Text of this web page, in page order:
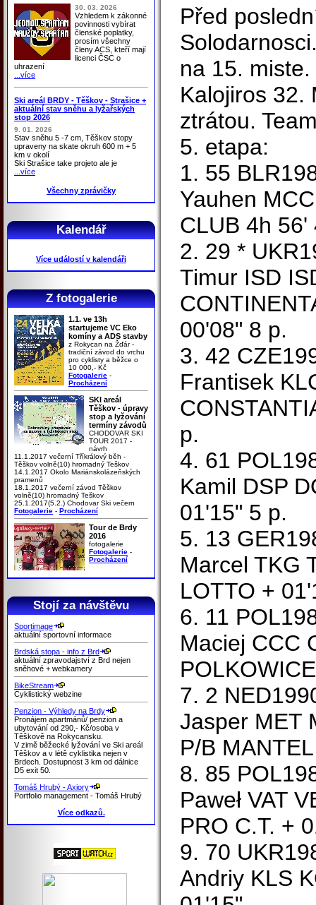
30. 03. 2026
Vzhledem k zákonné
povinnosti vybírat
členské poplatky,
prosím všechny
členy ACS, kteří mají
licenci ČSC o
uhrazení
...více
Ski areál BRDY - Těškov - Strašice +
aktuální stav sněhu a lyžařských
stop 2026
9. 01. 2026
Stav sněhu 5 -7 cm, Těškov stopy
upraveny na skate okruh 600 m + 5
km v okolí
Ski Strašice take projeto ale je
...více
Všechny zprávičky
Kalendář
Více událostí v kalendáři
Z fotogalerie
1.1. ve 13h
startujeme VC Eko
komíny a ADS stavby
z Rokycan na Žďár -
tradiční závod do vrchu
pro cyklisty a běžce o
10 000,- Kč
Fotogalerie -
Procházení
SKI areál
Těškov - úpravy
stop a lyžování
termíny závodů
CHODOVAR SKI
TOUR 2017 -
návrh
11.1.2017 večerní Tříkrálový běh -
Těškov volně(10) hromadný Teškov
14.1.2017 Okolo Mariánskolázeňských
pramenů
18.1.2017 večerní závod Těškov
volně(10) hromadný Teškov
25.1.2017(5.2.) Chodovar Ski večern
Fotogalerie - Procházení
Tour de Brdy
2016
fotogalerie
Fotogalerie -
Procházení
Stojí za návštěvu
Sportimage
aktuální sportovní informace
Brdská stopa - info z Brd
aktuální zpravodajství z Brd nejen
sněhové + webkamery
BikeStream
Cyklistický webzine
Penzion - Výhledy na Brdy
Pronájem apartmánů/ penzion a
ubytování od 290,- Kč/osoba v
Těškově na Rokycansku.
V zimě běžecké lyžování ve Ski areál
Těškov a v létě cyklistika nejen v
Brdech. Dostupnost 3 km od dálnice
D5 exit 50.
Tomáš Hrubý - Axiory
Portfolio management - Tomáš Hrubý
Více odkazů.
Před
na 15.
Kalojiros 32.
ztrátou.
5. etapa:
1. 55
Yauhen
CLUB 4h 56'
2. 29 *
Timur ISD
00'08" 8 p.
3. 42
Frantisek
p.
4. 61
Kamil DSP
01'15" 5 p.
5. 13
Marcel TKG
LOTTO +
6. 11
Maciej CCC
7. 2
Jasper MET
P/B
8. 85
Paweł VAT
PRO C.T. +
9. 70
Andriy KLS